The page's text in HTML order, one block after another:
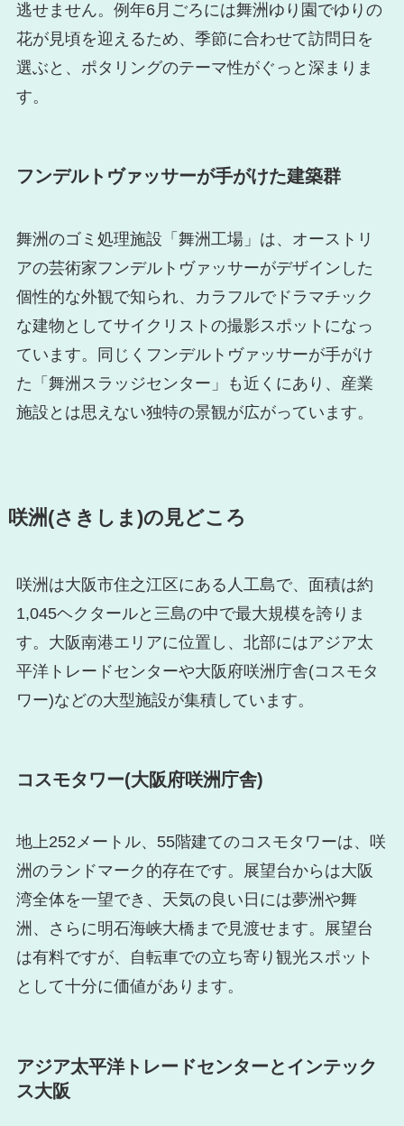
逃せません。例年6月ごろには舞洲ゆり園でゆりの
花が見頃を迎えるため、季節に合わせて訪問日を
選ぶと、ポタリングのテーマ性がぐっと深まりま
す。
フンデルトヴァッサーが手がけた建築群
舞洲のゴミ処理施設「舞洲工場」は、オーストリ
アの芸術家フンデルトヴァッサーがデザインした
個性的な外観で知られ、カラフルでドラマチック
な建物としてサイクリストの撮影スポットになっ
ています。同じくフンデルトヴァッサーが手がけ
た「舞洲スラッジセンター」も近くにあり、産業
施設とは思えない独特の景観が広がっています。
咲洲(さきしま)の見どころ
咲洲は大阪市住之江区にある人工島で、面積は約
1,045ヘクタールと三島の中で最大規模を誇りま
す。大阪南港エリアに位置し、北部にはアジア太
平洋トレードセンターや大阪府咲洲庁舎(コスモタ
ワー)などの大型施設が集積しています。
コスモタワー(大阪府咲洲庁舎)
地上252メートル、55階建てのコスモタワーは、咲
洲のランドマーク的存在です。展望台からは大阪
湾全体を一望でき、天気の良い日には夢洲や舞
洲、さらに明石海峡大橋まで見渡せます。展望台
は有料ですが、自転車での立ち寄り観光スポット
として十分に価値があります。
アジア太平洋トレードセンターとインテック
ス大阪